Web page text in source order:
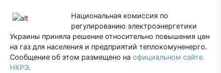
Национальная комиссия по
регулированию электроэнергетики
Украины приняла решение относительно повышения цен
на газ для населения и предприятий теплокомуненерго.
Сообщение об этом размещено на официальном сайте
НКРЭ.